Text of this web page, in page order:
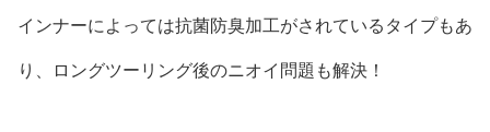
インナーによっては抗菌防臭加工がされているタイプもあ
り、ロングツーリング後のニオイ問題も解決！